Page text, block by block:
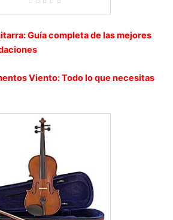
Guía completa de las mejores
Viento: Todo lo que necesitas